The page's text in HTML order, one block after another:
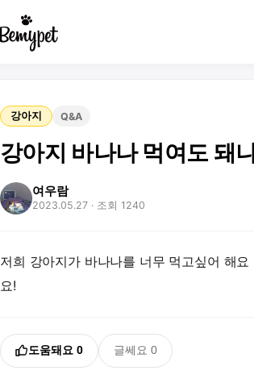
강아지 Q&A
강아지 바나나 먹여도 돼
여우람
2023.05.27 · 조회 1240
저희 강아지가 바나나를 너무 먹고싶어 해
요!
도움돼요 0 글쎄요 0